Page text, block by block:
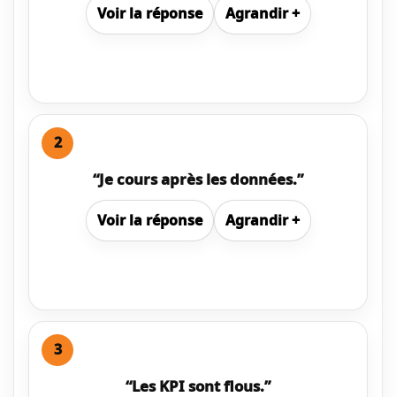
Voirla réponse Agrandir+
2
“Je cours après les données.”
Voirla réponse Agrandir+
3
“Les KPI sont flous.”